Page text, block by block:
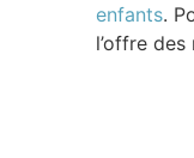
enfants.
l’offre des